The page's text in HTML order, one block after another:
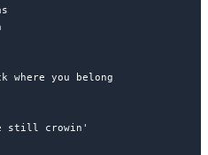
where you belong
still crowin'